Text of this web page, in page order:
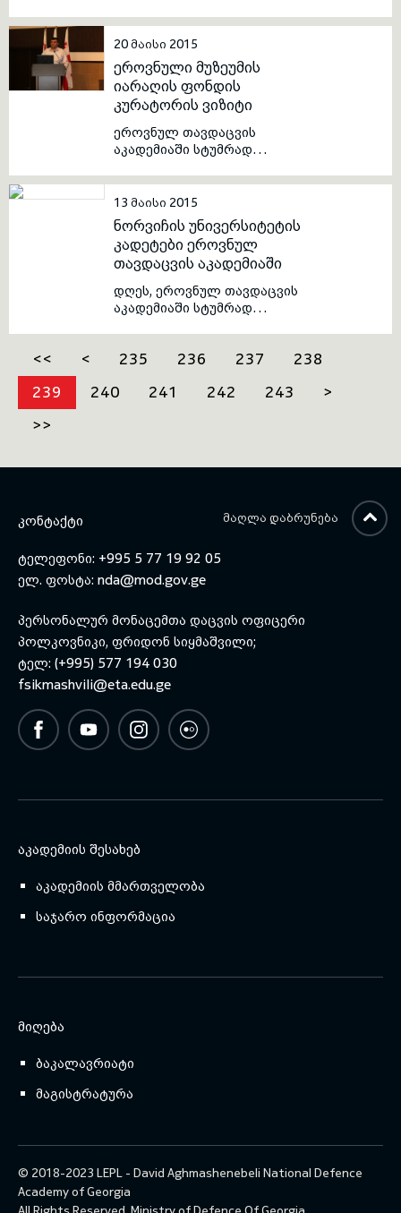
არსებული საჯარო სკოლების
მოსწავლეები.
20 მაისი 2015
ეროვნული მუზეუმის
იარაღის ფონდის
კურატორის ვიზიტი
ეროვნულ თავდაცვის
აკადემიაში სტუმრად
ეროვნული მუზეუმის იარაღის
ფონდის კურატორი, ბატონი
მამუკა ქაფიანიძე.
13 მაისი 2015
ნორვიჩის უნივერსიტეტის
კადეტები ეროვნულ
თავდაცვის აკადემიაში
დღეს, ეროვნულ თავდაცვის
აკადემიაში სტუმრად
გაცნობითი შეხვედრის
ერთმანეთს უმაღლესი
<< < 235 236 237
238
239
240 241 242 243
>
>>
ᲙᲝᲜᲢᲐᲥᲢᲘ
ტელეფონი: +995 5 77 19 92 05
ელ. ფოსტა: nda@mod.gov.ge
პერსონალურ მონაცემთა დაცვის ოფიცერი
პოლკოვნიკი, ფრიდონ სიყმაშვილი;
ტელ: (+995) 577 194 030
fsikmashvili@eta.edu.ge
ᲐᲙᲐᲓᲔᲛᲘᲘᲡ ᲨᲔᲡᲐᲮᲔᲑ
აკადემიის მმართველობა
საჯარო ინფორმაცია
ᲛᲘᲦᲔᲑᲐ
ბაკალავრიატი
მაგისტრატურა
© 2018-2023 LEPL - David Aghmashenebeli National Defence
Academy of Georgia
ᲛᲐᲦᲚᲐ ᲓᲐᲑᲠᲣᲜᲔᲑᲐ